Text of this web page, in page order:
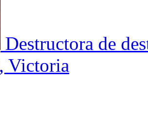
Destructora de
Victoria